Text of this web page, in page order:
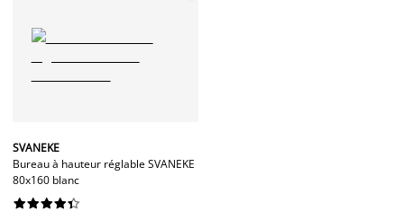
SVANEKE
Bureau à hauteur réglable SVANEKE
80x160 blanc





